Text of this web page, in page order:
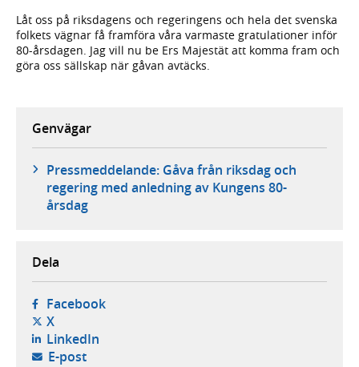
Låt oss på riksdagens och regeringens och hela det svenska
folkets vägnar få framföra våra varmaste gratulationer inför
80-årsdagen. Jag vill nu be Ers Majestät att komma fram och
göra oss sällskap när gåvan avtäcks.
Genvägar
Pressmeddelande: Gåva från riksdag och
regering med anledning av Kungens 80-
årsdag
Dela
Facebook- öppnas i ny flik, extern webbplats,
X- öppnas i ny flik, extern webbplats,
LinkedIn- öppnas i ny flik, extern webbplats,
E-post- öppnar din e-postklient,